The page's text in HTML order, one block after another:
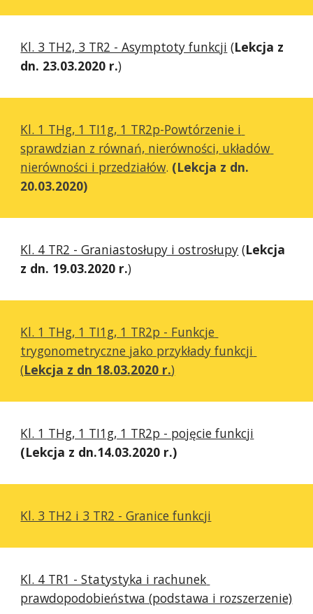
Kl. 3 TH2, 3 TR2 - Asymptoty funkcji (Lekcja z
dn. 23.03.2020 r.)
Kl. 1 THg, 1 TI1g, 1 TR2p-Powtórzenie i
sprawdzian z równań, nierówności, układów
nierówności i przedziałów. (Lekcja z dn.
20.03.2020)
Kl. 4 TR2 - Graniastosłupy i ostrosłupy (Lekcja
z dn. 19.03.2020 r.)
Kl. 1 THg, 1 TI1g, 1 TR2p - Funkcje
trygonometryczne jako przykłady funkcji
(Lekcja z dn 18.03.2020 r.)
Kl. 1 THg, 1 TI1g, 1 TR2p - pojęcie funkcji
(Lekcja z dn.14.03.2020 r.)
Kl. 3 TH2 i 3 TR2 - Granice funkcji
Kl. 4 TR1 - Statystyka i rachunek
prawdopodobieństwa (podstawa i rozszerzenie)